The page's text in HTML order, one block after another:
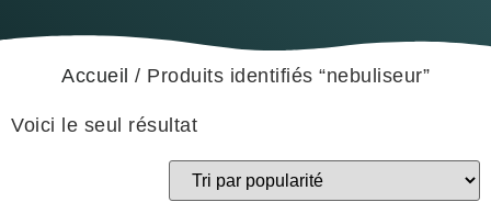
Accueil / Produits identifiés “nebuliseur”
Voici le seul résultat